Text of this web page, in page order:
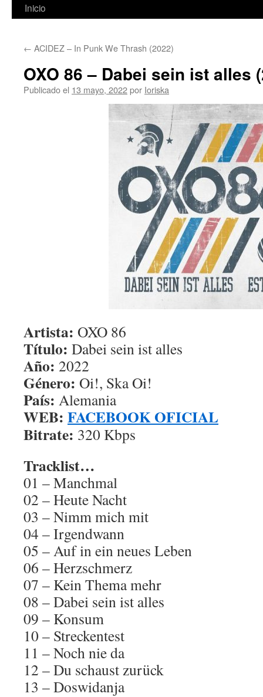
Inicio
← ACIDEZ – In Punk We Thrash (2022)
OXO 86 – Dabei sein ist alles
Publicado el 13 mayo, 2022por Ioriska
Artista: OXO 86
Título: Dabei sein ist alles
Año: 2022
Género: Oi!, Ska Oi!
País: Alemania
WEB: FACEBOOK OFICIAL
Bitrate: 320 Kbps
Tracklist…
01 – Manchmal
02 – Heute Nacht
03 – Nimm mich mit
04 – Irgendwann
05 – Auf in ein neues Leben
06 – Herzschmerz
07 – Kein Thema mehr
08 – Dabei sein ist alles
09 – Konsum
10 – Streckentest
11 – Noch nie da
12 – Du schaust zurück
13 – Doswidanja